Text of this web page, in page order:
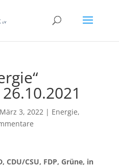
März 3, 2022| Energie,
CDU/CSU, FDP, Grüne, in